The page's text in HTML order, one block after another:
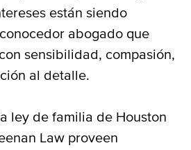
están siendo
abogado que
sensibilidad, compasión,
al detalle.
ley de familia de Houston
Law proveen